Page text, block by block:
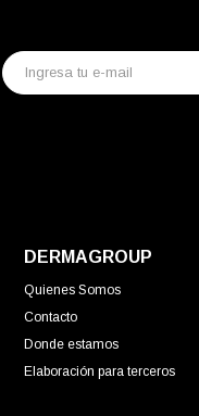
DERMAGROUP
Quienes Somos
Contacto
Donde estamos
Elaboración para terceros